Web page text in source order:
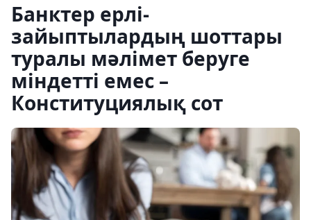
Банктер ерлі-
зайыптылардың шоттары
туралы мәлімет беруге
міндетті емес –
Конституциялық сот